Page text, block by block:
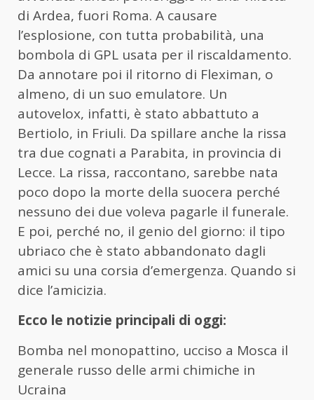
di Ardea, fuori Roma. A causare
l’esplosione, con tutta probabilità, una
bombola di GPL usata per il riscaldamento.
Da annotare poi il ritorno di Fleximan, o
almeno, di un suo emulatore. Un
autovelox, infatti, è stato abbattuto a
Bertiolo, in Friuli. Da spillare anche la rissa
tra due cognati a Parabita, in provincia di
Lecce. La rissa, raccontano, sarebbe nata
poco dopo la morte della suocera perché
nessuno dei due voleva pagarle il funerale.
E poi, perché no, il genio del giorno: il tipo
ubriaco che è stato abbandonato dagli
amici su una corsia d’emergenza. Quando si
dice l’amicizia.
Ecco le notizie principali di oggi:
Bomba nel monopattino, ucciso a Mosca il
generale russo delle armi chimiche in
Ucraina